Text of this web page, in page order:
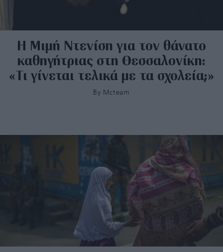
Η Μιμή Ντενίση για τον θάνατο
καθηγήτριας στη Θεσσαλονίκη:
«Τι γίνεται τελικά με τα σχολεία;»
By Mcteam